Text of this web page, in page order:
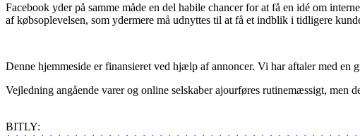
Facebook yder på samme måde en del habile chancer for at få en idé om
af købsoplevelsen, som ydermere må udnyttes til at få et indblik i tidligere
Denne hjemmeside er finansieret ved hjælp af annoncer. Vi har aftaler med
Vejledning angående varer og online selskaber ajourføres rutinemæssigt, men
BITLY: